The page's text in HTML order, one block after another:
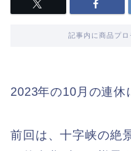
記事内に商品プ
2023年の10月の連休
前回は、十字峡の絶